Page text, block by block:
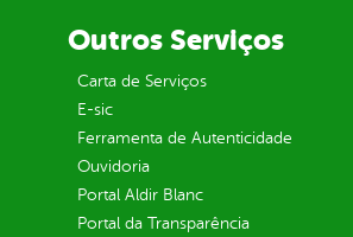
Outros Serviços
Carta de Serviços
E-sic
Ferramenta de Autenticidade
Ouvidoria
Portal Aldir Blanc
Portal da Transparência